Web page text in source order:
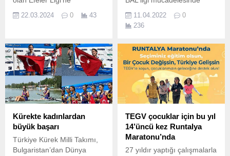
mücadele eden Milas
dönüştürdü.
22.03.2024 0 43
oynayan Burhaniye
Belediyespor Futbol takımı
Yalovaspor’u Gökhan ve
Özgür’ün attığı gollerle 2 -0
mağlup etti.
11.04.2022
0
236
Kürekte kadınlardan
büyük başarı
Türkiye Kürek Milli Takımı,
Bulgaristan’dan Dünya
TEGV çocuklar için bu yıl
14’üncü kez Runtalya
Maratonu’nda
27 yıldır yaptığı çalışmalarla